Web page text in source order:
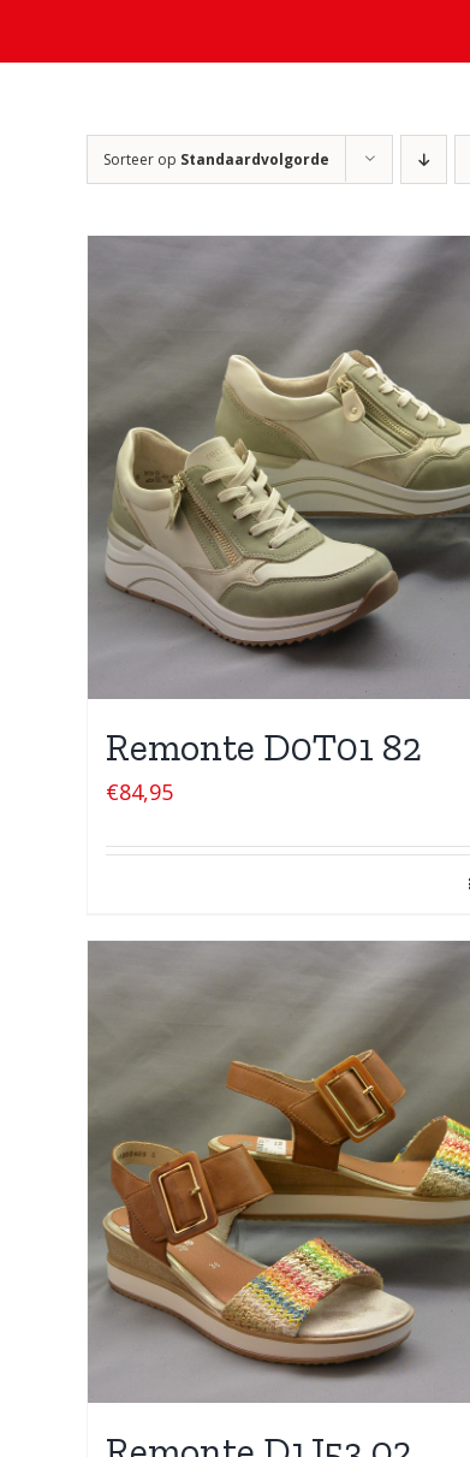
Sorteer op Standaardvolgorde
Remonte D0T01 82
€84,95